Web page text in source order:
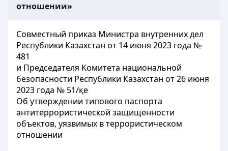
отношении»
Совместный приказ Министра внутренних дел
Республики Казахстан от 14 июня 2023 года №
481
и Председателя Комитета национальной
безопасности Республики Казахстан от 26 июня
2023 года № 51/қе
Об утверждении типового паспорта
антитеррористической защищенности
объектов, уязвимых в террористическом
отношении